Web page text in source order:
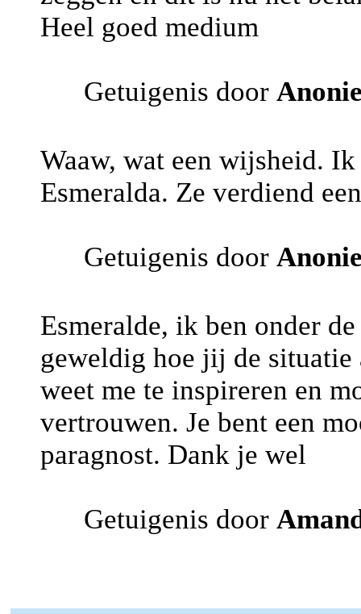
Heel goed medium
Getuigenis door
Waaw, wat een wijsheid.
Esmeralda. Ze verdiend
Getuigenis door
Esmeralde, ik ben onder
geweldig hoe jij de situatie
weet me te inspireren en
vertrouwen. Je bent een
paragnost. Dank je wel
Getuigenis door